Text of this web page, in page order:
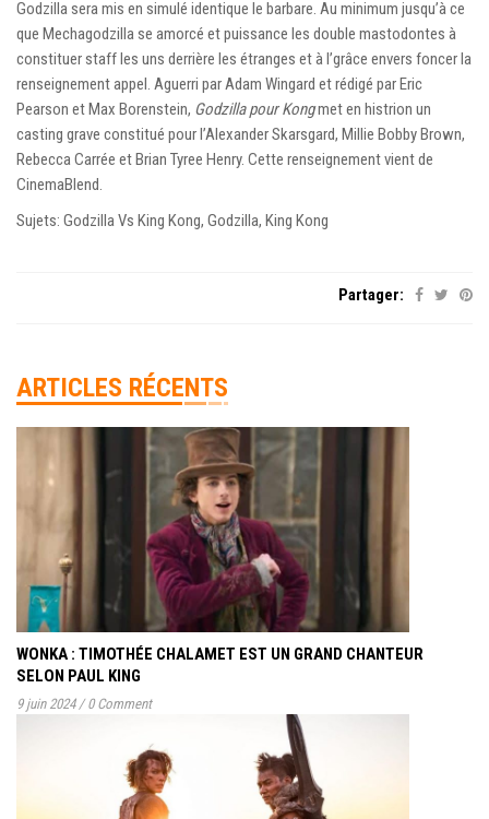
Godzilla sera mis en simulé identique le barbare. Au minimum jusqu’à ce
que Mechagodzilla se amorcé et puissance les double mastodontes à
constituer staff les uns derrière les étranges et à l’grâce envers foncer la
renseignement appel. Aguerri par Adam Wingard et rédigé par Eric
Pearson et Max Borenstein, Godzilla pour Kongmet en histrion un
casting grave constitué pour l’Alexander Skarsgard, Millie Bobby Brown,
Rebecca Carrée et Brian Tyree Henry. Cette renseignement vient de
CinemaBlend.
Sujets: Godzilla Vs King Kong, Godzilla, King Kong
Partager:
ARTICLES RÉCENTS
WONKA : TIMOTHÉE CHALAMET EST UN GRAND CHANTEUR
SELON PAUL KING
9 juin 2024 / 0 Comment